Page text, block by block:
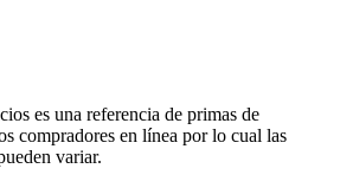
es una referencia de primas de
compradores en línea por lo cual las
variar.